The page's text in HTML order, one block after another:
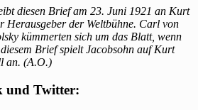
diesen Brief am 23. Juni 1921 an Kurt
Herausgeber der Weltbühne. Carl von
kümmerten sich um das Blatt, wenn
Brief spielt Jacobsohn auf Kurt
an. (A.O.)
und Twitter: